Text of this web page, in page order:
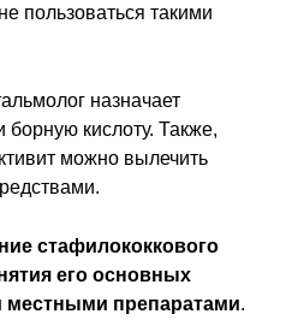
пользоваться такими
назначает
кислоту. Также,
можно вылечить
стафилококкового
его основных
препаратами.